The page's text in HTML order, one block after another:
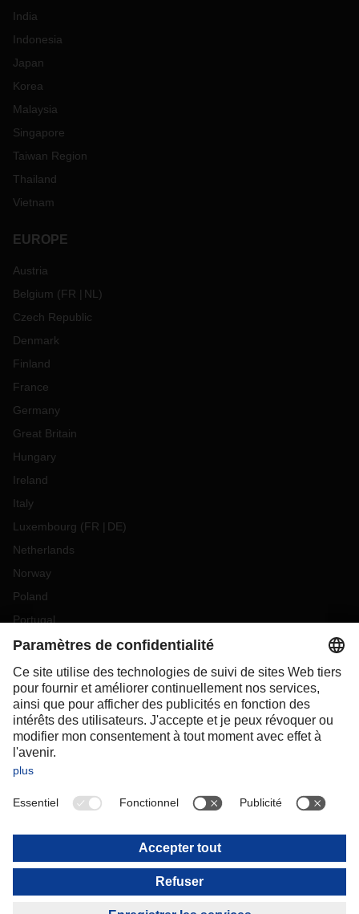
India
Indonesia
Japan
Korea
Malaysia
Singapore
Taiwan Region
Thailand
Vietnam
EUROPE
Austria
Belgium (FR NL )
Czech Republic
Denmark
Finland
France
Germany
Great Britain
Hungary
Ireland
Italy
Luxembourg (FR DE)
Netherlands
Norway
Poland
Portugal
Romania
Slovakia
Spain
Sweden
Switzerland(DE FR)
Turkey
OCEANIA